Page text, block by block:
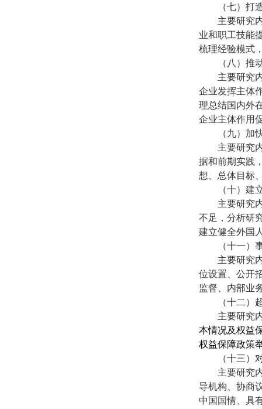
（七）打
主要研究
业和职工技能
梳理经验模式
（八）推
主要研究
企业发挥主体
理总结国内外
企业主体作用
（九）加
主要研究
据和前期实践
想、总体目标
（十）建
主要研究
不足，分析研
建立健全外国
（十一）
主要研究
位设置、公开
监督、内部业
（十二）
主要研究
本情况及权益
权益保障政策
（十三）
主要研究
导机构、协商
中国国情、具